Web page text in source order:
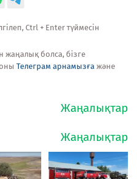
Ctrl + Enter түймесін
жаңалық болса, бізге
Телеграм арнамызға және